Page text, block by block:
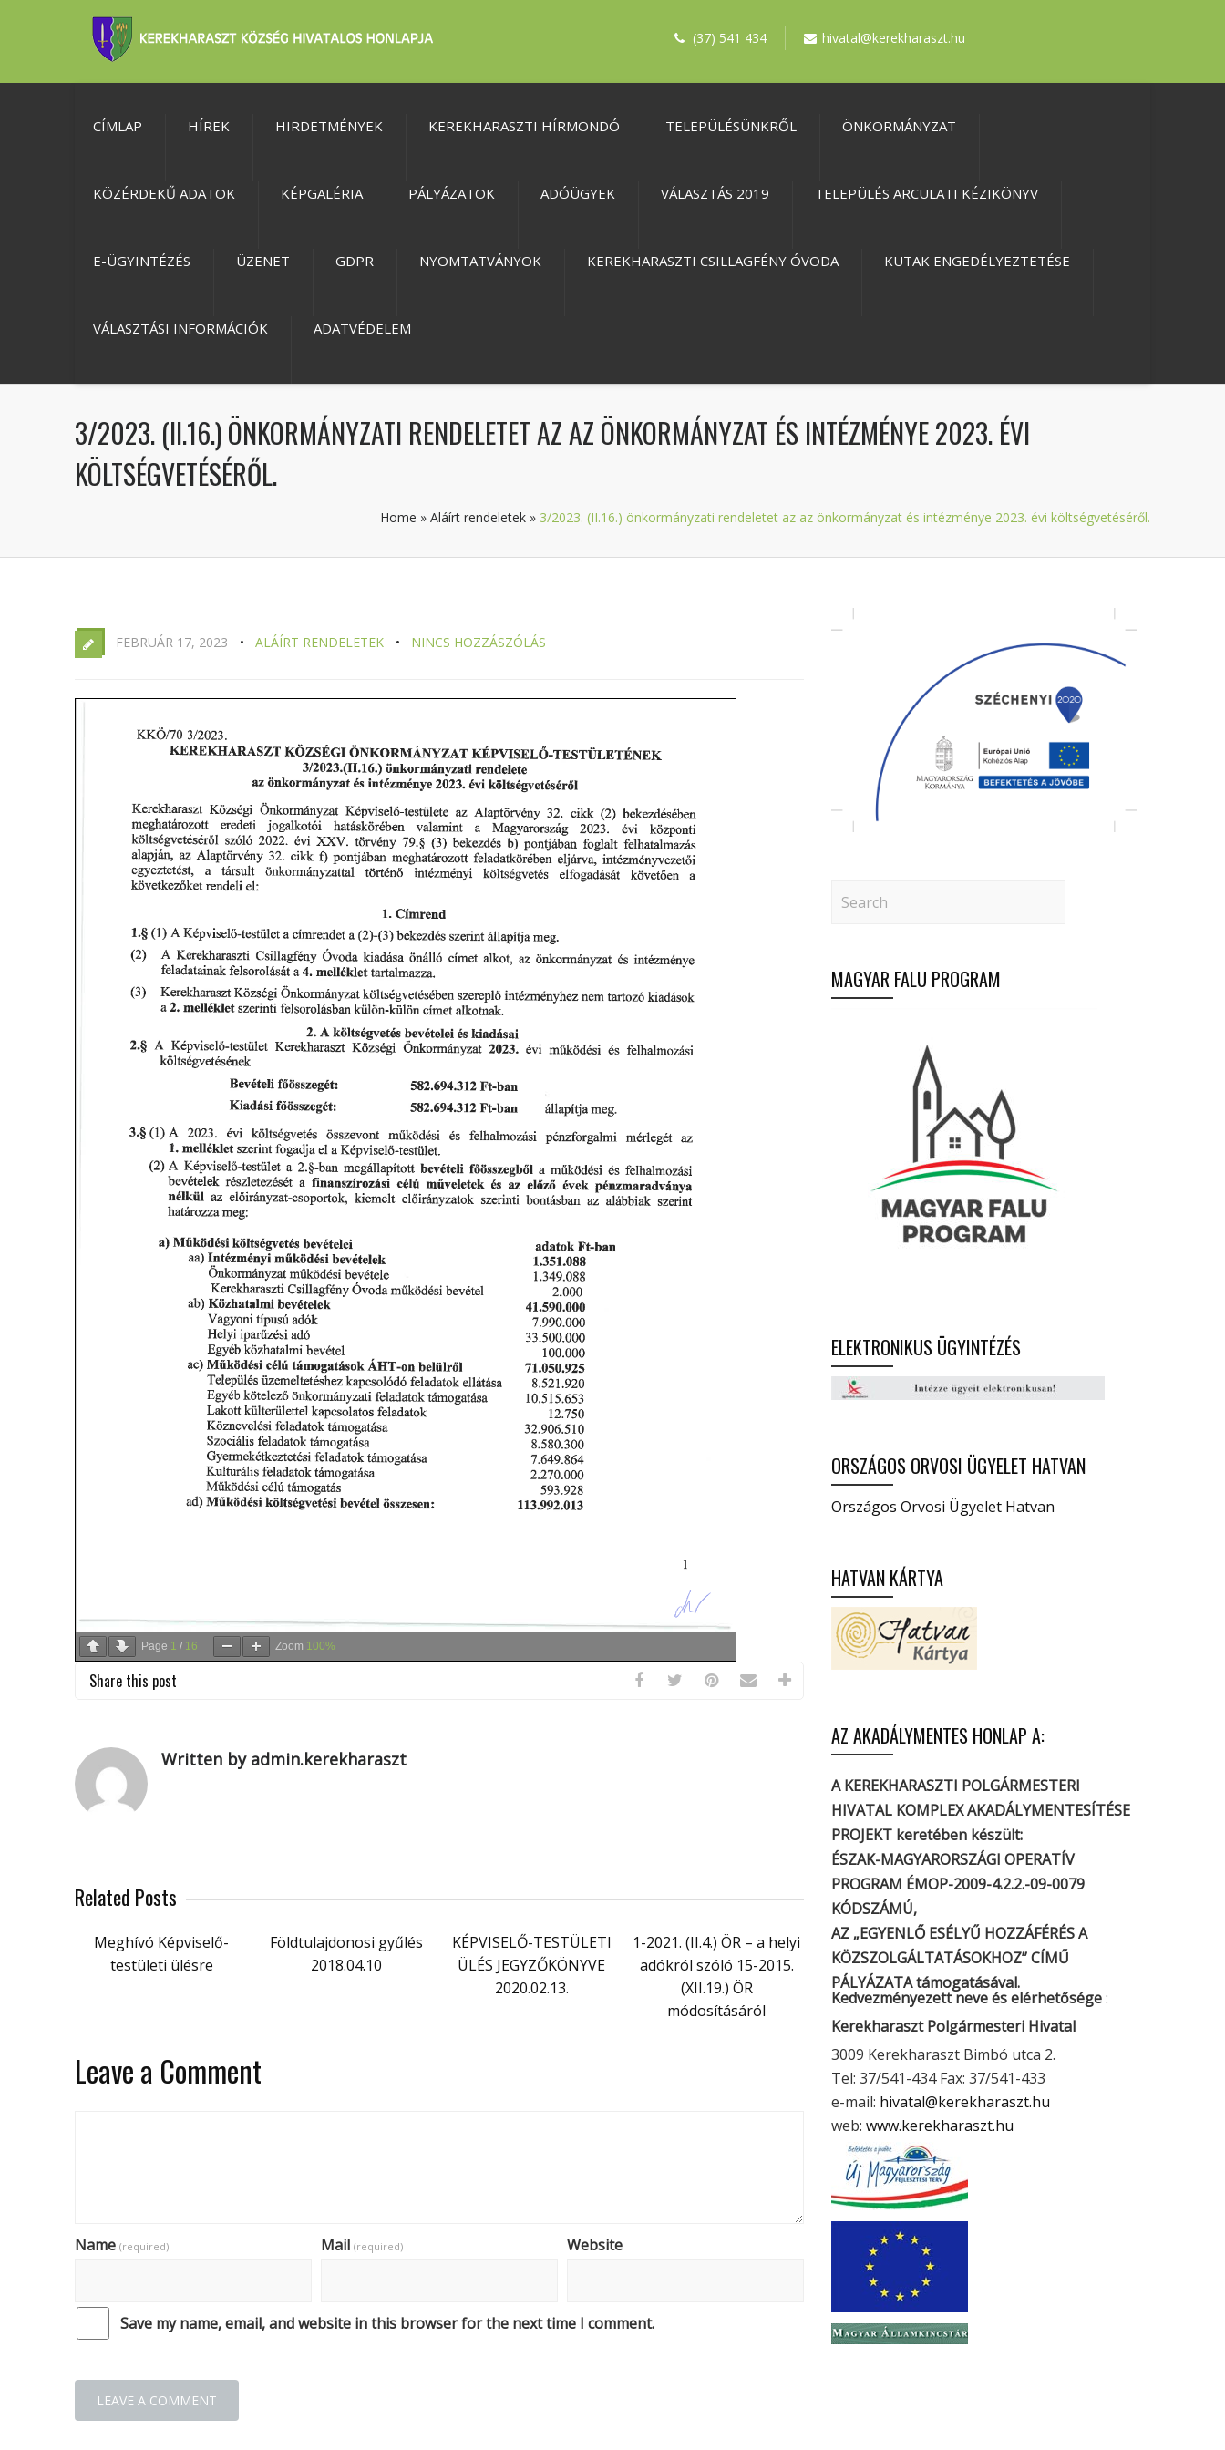
(37) 541 434 hivatal@kerekharaszt.hu
CÍMLAP HÍREK HIRDETMÉNYEK KEREKHARASZTI HÍRMONDÓ TELEPÜLÉSÜNKRŐL ÖNKORMÁNYZAT
KÖZÉRDEKŰ ADATOK KÉPGALÉRIA PÁLYÁZATOK ADÓÜGYEK VÁLASZTÁS 2019 TELEPÜLÉS ARCULATI KÉZIKÖNYV
E-ÜGYINTÉZÉS ÜZENET GDPR NYOMTATVÁNYOK KEREKHARASZTI CSILLAGFÉNY ÓVODA KUTAK ENGEDÉLYEZTETÉSE
VÁLASZTÁSI INFORMÁCIÓK ADATVÉDELEM
3/2023. (II.16.) ÖNKORMÁNYZATI RENDELETET AZ AZ ÖNKORMÁNYZAT ÉS INTÉZMÉNYE 2023. ÉVI
KÖLTSÉGVETÉSÉRŐL.
Home » Aláírt rendeletek » 3/2023. (II.16.) önkormányzati rendeletet az az önkormányzat és intézménye 2023. évi költségvetéséről.
FEBRUÁR 17, 2023 ALÁÍRT RENDELETEK NINCS HOZZÁSZÓLÁS
Page 1 / 16 Zoom 100%
Share this post
Written by admin.kerekharaszt
Related Posts
Meghívó Képviselő-
testületi ülésre
Földtulajdonosi gyűlés
2018.04.10
KÉPVISELŐ-TESTÜLETI
ÜLÉS JEGYZŐKÖNYVE
2020.02.13.
1-2021. (II.4.) ÖR – a helyi
adókról szóló 15-2015.
(XII.19.) ÖR
módosításáról
Leave a Comment
Name (required) Mail (required) Website
Save my name, email, and website in this browser for the next time I comment.
MAGYAR FALU PROGRAM
ELEKTRONIKUS ÜGYINTÉZÉS
ORSZÁGOS ORVOSI ÜGYELET HATVAN
Országos Orvosi Ügyelet Hatvan
HATVAN KÁRTYA
AZ AKADÁLYMENTES HONLAP A:
A KEREKHARASZTI POLGÁRMESTERI
HIVATAL KOMPLEX AKADÁLYMENTESÍTÉSE
PROJEKT keretében készült:
ÉSZAK-MAGYARORSZÁGI OPERATÍV
PROGRAM ÉMOP-2009-4.2.2.-09-0079
KÓDSZÁMÚ,
AZ „EGYENLŐ ESÉLYŰ HOZZÁFÉRÉS A
KÖZSZOLGÁLTATÁSOKHOZ” CÍMŰ
PÁLYÁZATA támogatásával.
Kedvezményezett neve és elérhetősége:
Kerekharaszt Polgármesteri Hivatal
3009 Kerekharaszt Bimbó utca 2.
Tel: 37/541-434 Fax: 37/541-433
e-mail: hivatal@kerekharaszt.hu
web: www.kerekharaszt.hu